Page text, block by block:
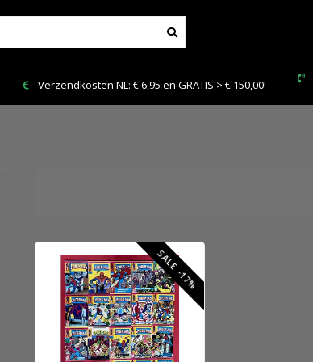
Verzendkosten NL: € 6,95 en GRATIS > € 150,00!
SALE -17%